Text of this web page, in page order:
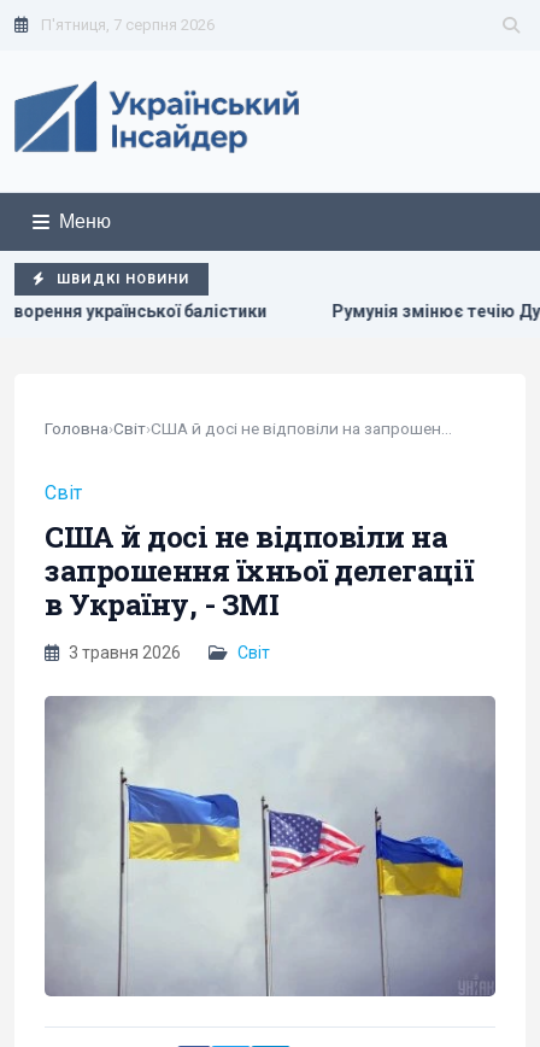
П'ятниця, 7 серпня 2026
Меню
ШВИДКІ НОВИНИ
Румунія змінює течію Дунаю: для чого вона це
Головна›Світ›
Світ
США й досі не відповіли на
запрошення їхньої делегації
в Україну, - ЗМІ
3 травня 2026 Світ